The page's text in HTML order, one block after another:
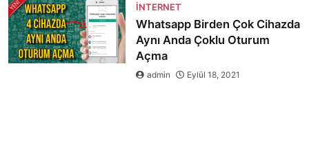
İNTERNET
Whatsapp Birden Çok Cihazda
Aynı Anda Çoklu Oturum
Açma
admin Eylül 18, 2021